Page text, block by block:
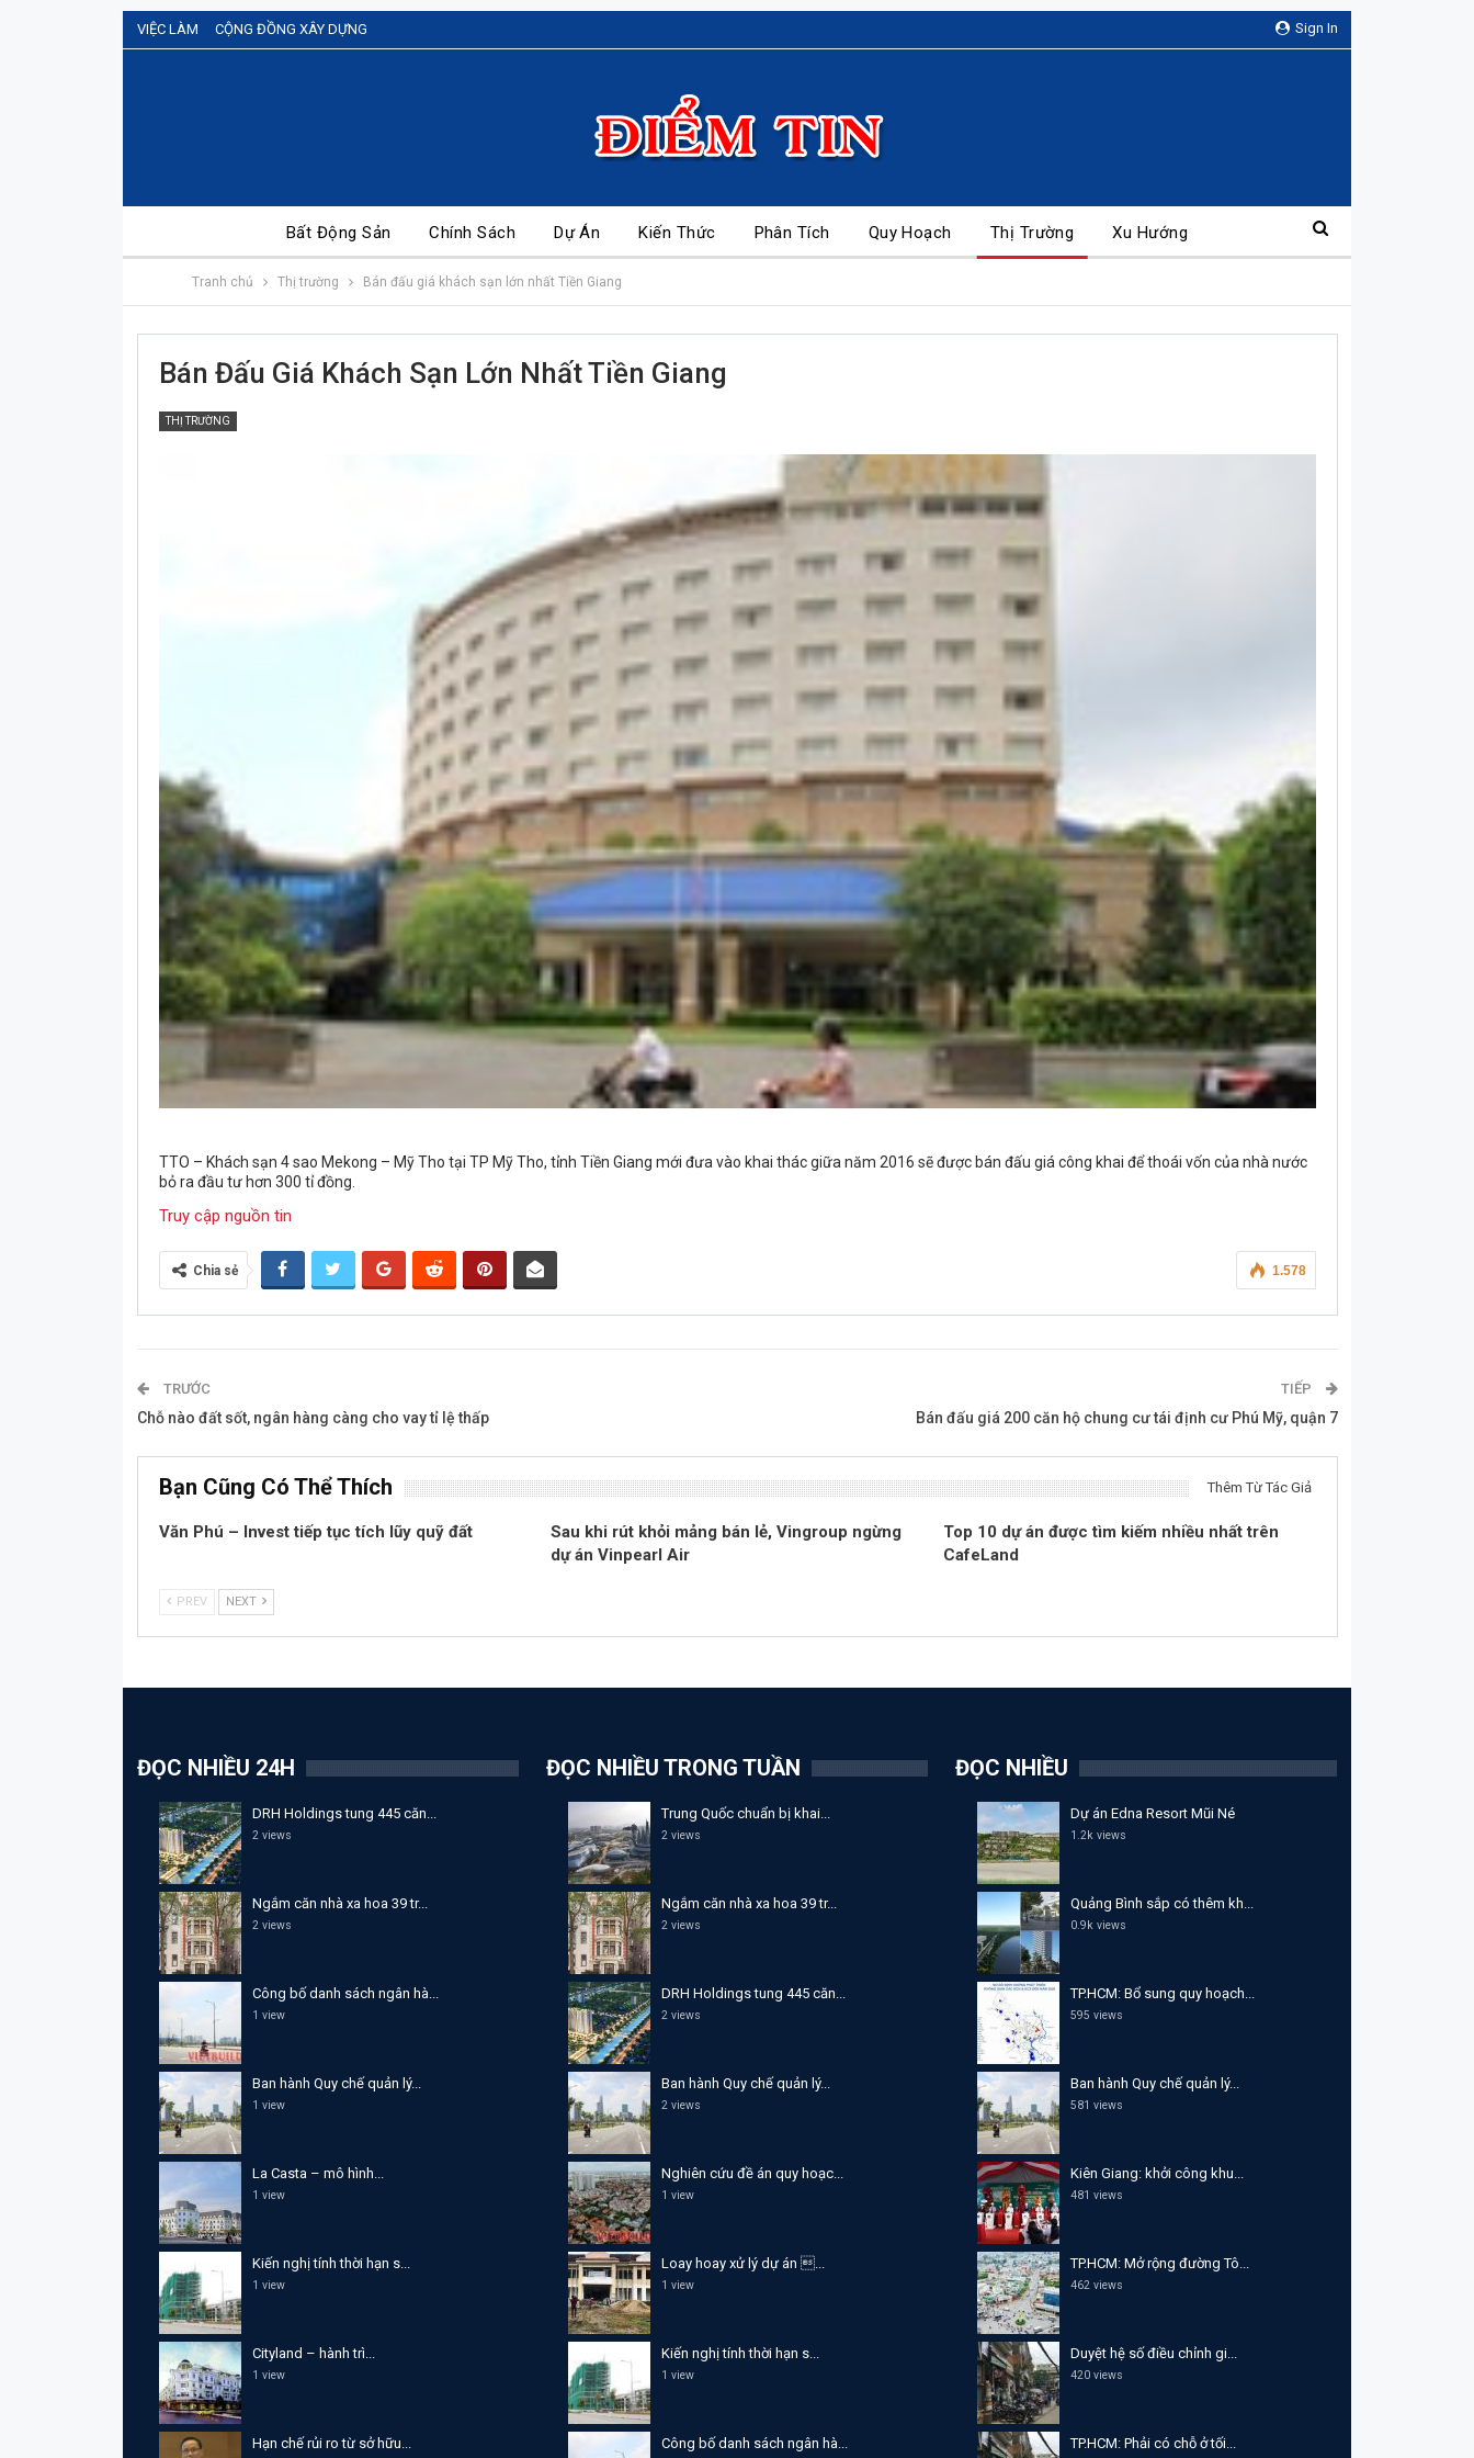
Sign In
VIỆC LÀM CỘNG ĐỒNG XÂY DỰNG
Bất Động Sản Chính Sách Dự Án Kiến Thức Phân Tích Quy Hoạch Thị Trường Xu Hướng
Tranh chủ Thị trường Bán đấu giá khách sạn lớn nhất Tiền Giang
Bán Đấu Giá Khách Sạn Lớn Nhất Tiền Giang
THỊ TRƯỜNG
TTO – Khách sạn 4 sao Mekong – Mỹ Tho tại TP Mỹ Tho, tỉnh Tiền Giang mới đưa vào khai thác giữa năm 2016 sẽ được bán đấu giá công khai để thoái vốn của nhà nước
bỏ ra đầu tư hơn 300 tỉ đồng.
Truy cập nguồn tin
1.578
Chia sẻ
TRƯỚC
Chỗ nào đất sốt, ngân hàng càng cho vay tỉ lệ thấp
TIẾP
Bán đấu giá 200 căn hộ chung cư tái định cư Phú Mỹ, quận 7
Bạn Cũng Có Thể Thích Thêm Từ Tác Giả
Văn Phú – Invest tiếp tục tích lũy quỹ đất
Sau khi rút khỏi mảng bán lẻ, Vingroup ngừng
dự án Vinpearl Air
Top 10 dự án được tìm kiếm nhiều nhất trên
CafeLand
PREV NEXT
ĐỌC NHIỀU 24H
DRH Holdings tung 445 căn...
2 views
Ngắm căn nhà xa hoa 39 tr...
2 views
Công bố danh sách ngân hà...
1 view
Ban hành Quy chế quản lý...
1 view
La Casta – mô hình...
1 view
Kiến nghị tính thời hạn s...
1 view
Cityland – hành trì...
1 view
Hạn chế rủi ro từ sở hữu...
ĐỌC NHIỀU TRONG TUẦN
Trung Quốc chuẩn bị khai...
2 views
Ngắm căn nhà xa hoa 39 tr...
2 views
DRH Holdings tung 445 căn...
2 views
Ban hành Quy chế quản lý...
2 views
Nghiên cứu đề án quy hoạc...
1 view
Loay hoay xử lý dự án ...
1 view
Kiến nghị tính thời hạn s...
1 view
Công bố danh sách ngân hà...
ĐỌC NHIỀU
Dự án Edna Resort Mũi Né
1.2k views
Quảng Bình sắp có thêm kh...
0.9k views
TP.HCM: Bổ sung quy hoạch...
595 views
Ban hành Quy chế quản lý...
581 views
Kiên Giang: khởi công khu...
481 views
TP.HCM: Mở rộng đường Tô...
462 views
Duyệt hệ số điều chỉnh gi...
420 views
TP.HCM: Phải có chỗ ở tối...